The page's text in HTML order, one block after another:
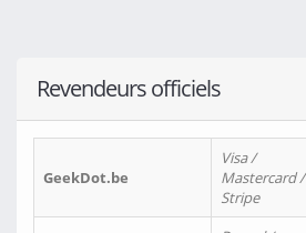
Revendeurs officiels
GeekDot.be
Visa /
Mastercard /
Stripe